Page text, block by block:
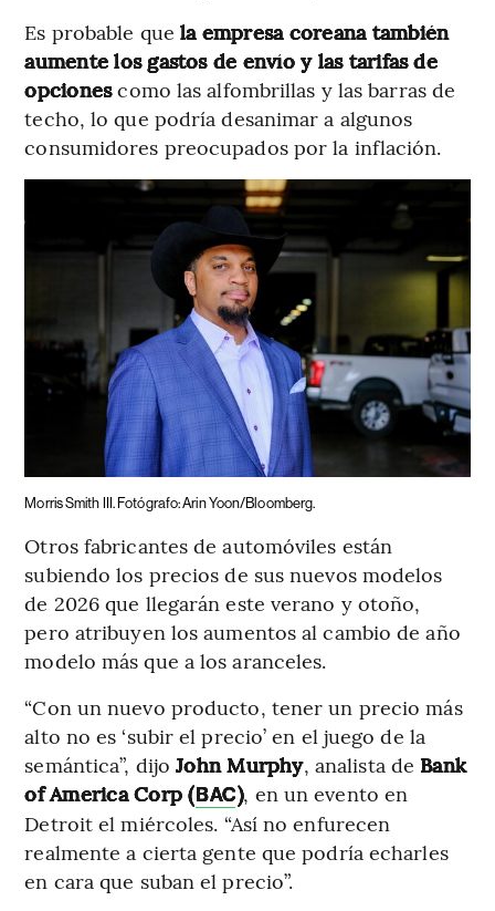
Es probable que la empresa coreana también
aumente los gastos de envío y las tarifas de
opcionescomo las alfombrillas y las barras de
techo, lo que podría desanimar a algunos
consumidores preocupados por la inflación.
Morris Smith III. Fotógrafo: Arin Yoon/Bloomberg.
Otros fabricantes de automóviles están
subiendo los precios de sus nuevos modelos
de 2026 que llegarán este verano y otoño,
pero atribuyen los aumentos al cambio de año
modelo más que a los aranceles.
“Con un nuevo producto, tener un precio más
alto no es ‘subir el precio’ en el juego de la
semántica”, dijoJohn Murphy, analista de Bank
of America Corp (BAC), en un evento en
Detroit el miércoles. “Así no enfurecen
realmente a cierta gente que podría echarles
en cara que suban el precio”.